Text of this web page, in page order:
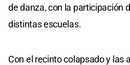
de danza, con la participación
distintas escuelas.
Con el recinto colapsado y las